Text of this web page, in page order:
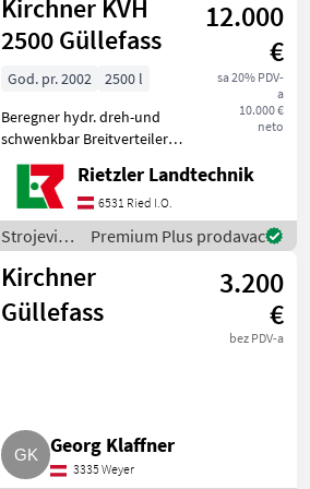
đubrenje,
gnojenje i
navodnjavanje
/ Kirchner
Kirchner KVH
2500 Güllefass
12.000
€
sa 20% PDV-
a
10.000 €
neto
God. pr. 2002
2500 l
Beregner hydr. dreh-und
schwenkbar Breitverteiler
Saugschlauch und
Saugrohr
Weitwinkelgelenkwelle
Usisni vod, Razdjelnik u
širinu Strojevi za đubrenje,
gnojenje i
Rietzler Landtechnik
6531 Ried I.O.
Strojevi
za
đubrenje,
gnojenje i
navodnjavanje
Premium Plus prodavac
Kirchner
Güllefass
3.200
€
bez PDV-a
Georg Klaffner
3335 Weyer